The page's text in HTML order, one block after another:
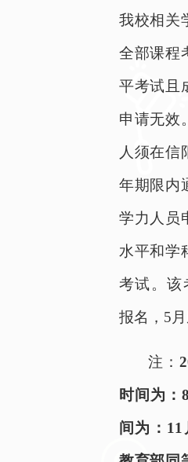
我校相关
全部课程
平考试且
申请无效
人须在信
年期限内
学力人员
水平和学
考试。该
报名， 5
注：
时间为： 8
间为： 11